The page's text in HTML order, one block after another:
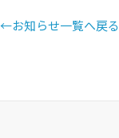
←お知らせ一覧へ戻る